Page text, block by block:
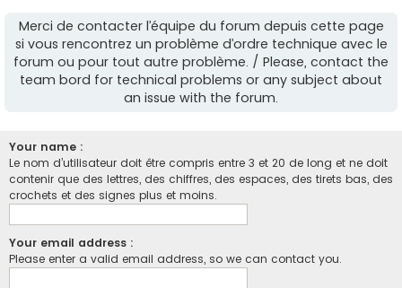
Merci de contacter l’équipe du forum depuis cette page
si vous rencontrez un problème d’ordre technique avec le
forum ou pour tout autre problème. / Please, contact the
team bord for technical problems or any subject about
an issue with the forum.
Your name :
Le nom d’utilisateur doit être compris entre 3 et 20 de long et ne doit
contenir que des lettres, des chiffres, des espaces, des tirets bas, des
crochets et des signes plus et moins.
Your email address :
Please enter a valid email address, so we can contact you.